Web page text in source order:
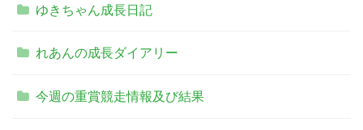
ゆきちゃん成長日記
れあんの成長ダイアリー
今週の重賞競走情報及び結果